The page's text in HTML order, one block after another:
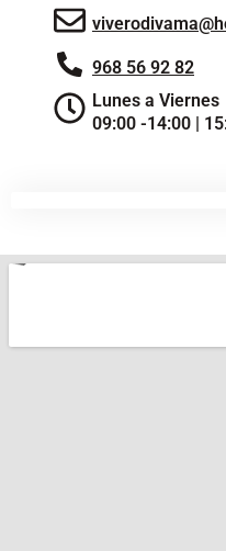
968 56 92 82
Lunes a Viernes
09:00 -14:00 |